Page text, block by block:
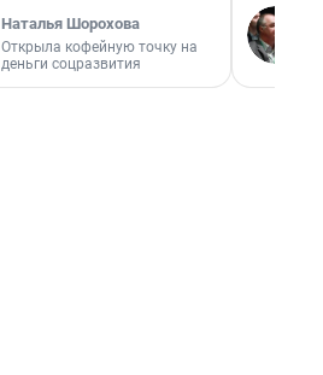
Наталья Шорохова
Открыла кофейную точку на
деньги соцразвития